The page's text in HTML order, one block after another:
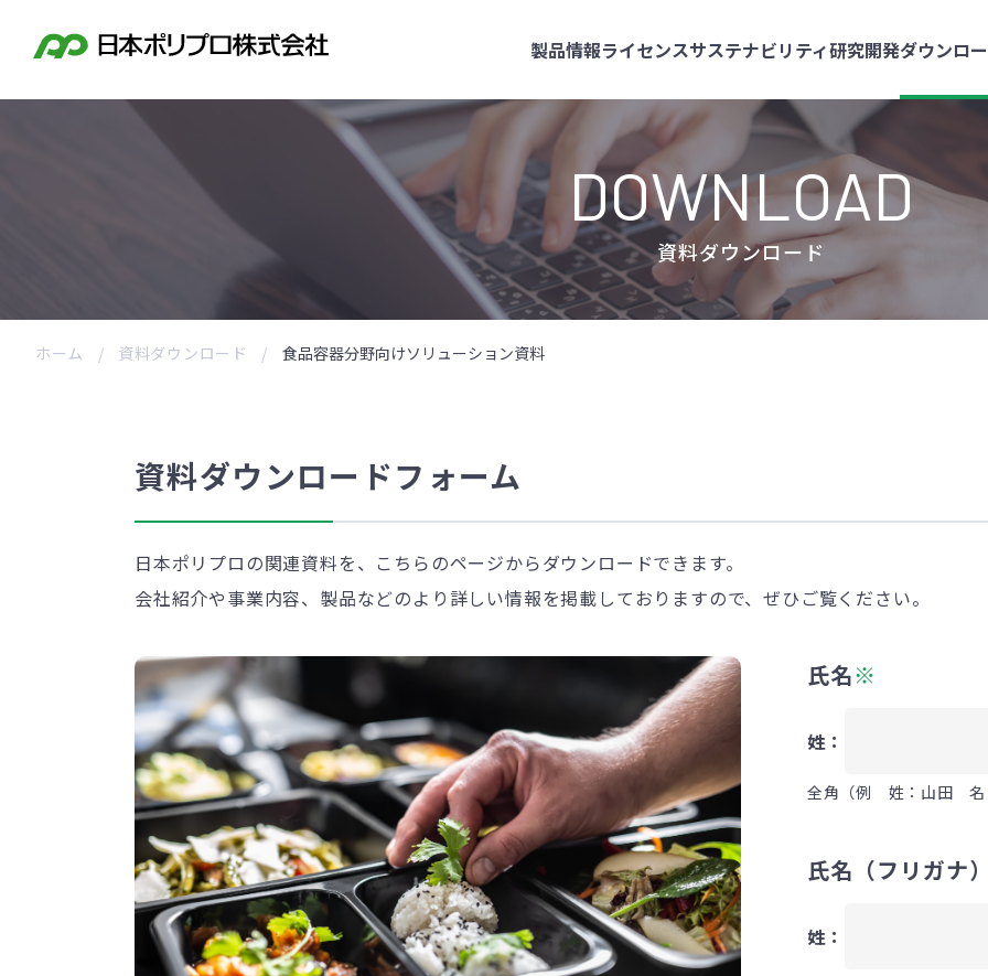
製品情報ライセンスサステナビリティ研究開発ダウンロ
DOWNLOAD
資料ダウンロード
ホーム 資料ダウンロード 食品容器分野向けソリューション資料
資料ダウンロードフォーム
日本ポリプロの関連資料を、こちらのページからダウンロードできます。
会社紹介や事業内容、製品などのより詳しい情報を掲載しておりますので、ぜひご覧ください。
氏名※
姓：
全角（例 姓：山田 名
氏名（フリガナ
姓：